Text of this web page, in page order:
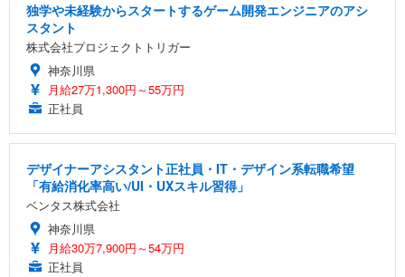
独学や未経験からスタートするゲーム開発エンジニアのアシ
スタント
株式会社プロジェクトトリガー
神奈川県
月給27万1,300円～55万円
正社員
デザイナーアシスタント正社員・IT・デザイン系転職希望
「有給消化率高い/UI・UXスキル習得」
ベンタス株式会社
神奈川県
月給30万7,900円～54万円
正社員